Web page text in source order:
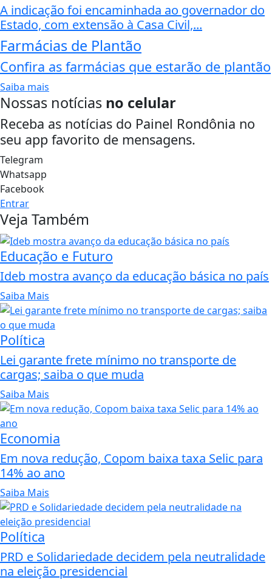
A indicação foi encaminhada ao governador do
Estado, com extensão à Casa Civil,...
Farmácias de Plantão
Confira as farmácias que estarão de plantão
Saiba mais
Nossas notícias no celular
Receba as notícias do Painel Rondônia no
seu app favorito de mensagens.
Telegram
Whatsapp
Facebook
Entrar
Veja Também
Educação e Futuro
Ideb mostra avanço da educação básica no país
Saiba Mais
Política
Lei garante frete mínimo no transporte de
cargas; saiba o que muda
Saiba Mais
Economia
Em nova redução, Copom baixa taxa Selic para
14% ao ano
Saiba Mais
Política
PRD e Solidariedade decidem pela neutralidade
na eleição presidencial